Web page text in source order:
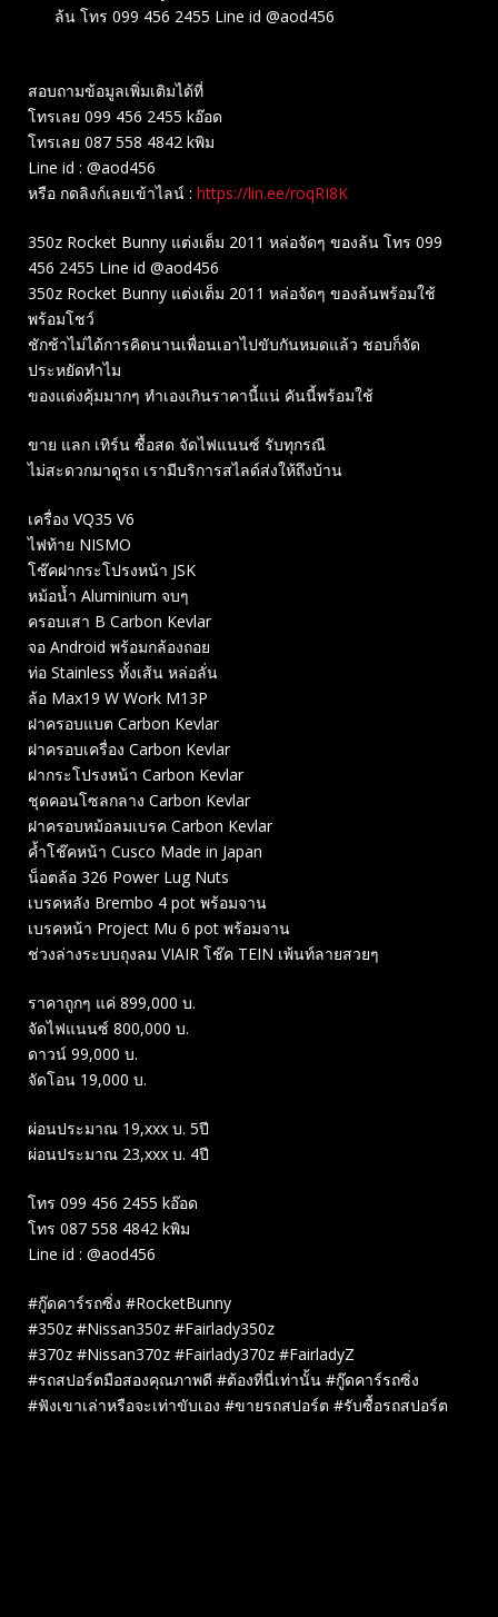
ล้น โทร 099 456 2455 Line id @aod456
สอบถามข้อมูลเพิ่มเติมได้ที่
โทรเลย 099 456 2455 kอ๊อด
โทรเลย 087 558 4842 kพิม
Line id : @aod456
หรือ กดลิงก์เลยเข้าไลน์ : https://lin.ee/roqRI8K
350z Rocket Bunny แต่งเต็ม 2011 หล่อจัดๆ ของล้น โทร 099
456 2455 Line id @aod456
350z Rocket Bunny แต่งเต็ม 2011 หล่อจัดๆ ของล้นพร้อมใช้
พร้อมโชว์
ชักช้าไม่ได้การคิดนานเพื่อนเอาไปขับกันหมดแล้ว ชอบก็จัด
ประหยัดทำไม
ของแต่งคุ้มมากๆ ทำเองเกินราคานี้แน่ คันนี้พร้อมใช้
ขาย แลก เทิร์น ซื้อสด จัดไฟแนนซ์ รับทุกรณี
ไม่สะดวกมาดูรถ เรามีบริการสไลด์ส่งให้ถึงบ้าน
เครื่อง VQ35 V6
ไฟท้าย NISMO
โช๊คฝากระโปรงหน้า JSK
หม้อน้ำ Aluminium จบๆ
ครอบเสา B Carbon Kevlar
จอ Android พร้อมกล้องถอย
ท่อ Stainless ทั้งเส้น หล่อลั่น
ล้อ Max19 W Work M13P
ฝาครอบแบต Carbon Kevlar
ฝาครอบเครื่อง Carbon Kevlar
ฝากระโปรงหน้า Carbon Kevlar
ชุดคอนโซลกลาง Carbon Kevlar
ฝาครอบหม้อลมเบรค Carbon Kevlar
ค้ำโช๊คหน้า Cusco Made in Japan
น็อตล้อ 326 Power Lug Nuts
เบรคหลัง Brembo 4 pot พร้อมจาน
เบรคหน้า Project Mu 6 pot พร้อมจาน
ช่วงล่างระบบถุงลม VIAIR โช๊ค TEIN เพ้นท์ลายสวยๆ
ราคาถูกๆ แค่ 899,000 บ.
จัดไฟแนนซ์ 800,000 บ.
ดาวน์ 99,000 บ.
จัดโอน 19,000 บ.
ผ่อนประมาณ 19,xxx บ. 5ปี
ผ่อนประมาณ 23,xxx บ. 4ปี
โทร 099 456 2455 kอ๊อด
โทร 087 558 4842 kพิม
Line id : @aod456
#กู๊ดคาร์รถซิ่ง #RocketBunny
#350z #Nissan350z #Fairlady350z
#370z #Nissan370z #Fairlady370z #FairladyZ
#รถสปอร์ตมือสองคุณภาพดี #ต้องที่นี่เท่านั้น #กู๊ดคาร์รถซิ่ง
#ฟังเขาเล่าหรือจะเท่าขับเอง #ขายรถสปอร์ต #รับซื้อรถสปอร์ต